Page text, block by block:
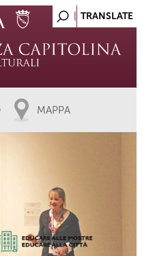
MAPPA